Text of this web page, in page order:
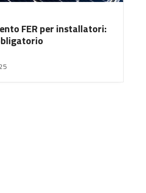
FER per installatori: